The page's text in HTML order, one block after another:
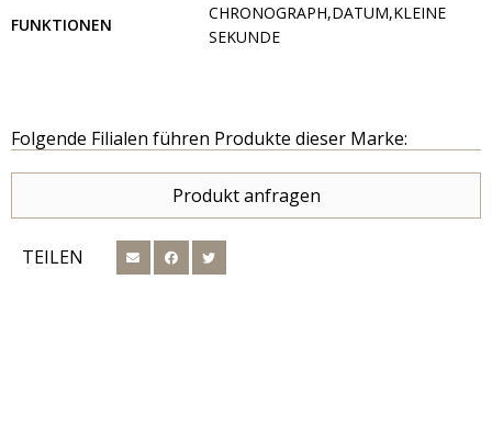
FUNKTIONEN
CHRONOGRAPH,DATUM,KLEINE
SEKUNDE
Folgende Filialen führen Produkte dieser Marke:
Produkt anfragen
TEILEN